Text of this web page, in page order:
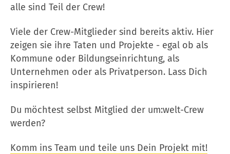
alle sind Teil der Crew!
Viele der Crew-Mitglieder sind bereits aktiv. Hier
zeigen sie ihre Taten und Projekte - egal ob als
Kommune oder Bildungseinrichtung, als
Unternehmen oder als Privatperson. Lass Dich
inspirieren!
Du möchtest selbst Mitglied der um:welt-Crew
werden?
Komm ins Team und teile uns Dein Projekt mit!